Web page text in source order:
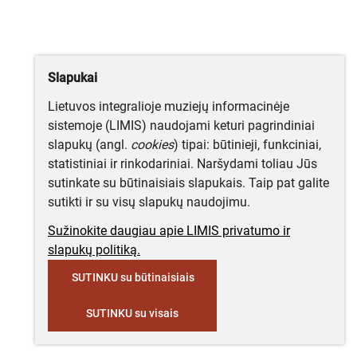
Slapukai
Lietuvos integralioje muziejų informacinėje
sistemoje (LIMIS) naudojami keturi pagrindiniai
slapukų (angl. cookies) tipai: būtinieji, funkciniai,
statistiniai ir rinkodariniai. Naršydami toliau Jūs
sutinkate su būtinaisiais slapukais. Taip pat galite
sutikti ir su visų slapukų naudojimu.
Sužinokite daugiau apie LIMIS privatumo ir
slapukų politiką.
SUTINKU su būtinaisiais
SUTINKU su visais